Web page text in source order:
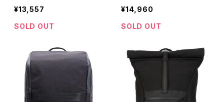
1//クローム
¥13,557
SOLD OUT
TNY-01//クローム
¥14,960
SOLD OUT